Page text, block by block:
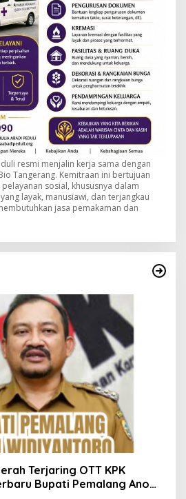
resmi menjalin kerja sama dengan
Tangerang. Kemitraan ini bertujuan
sosial, khususnya dalam
layak, manusiawi, dan terjangkau
jasa pemakaman dan
Terjaring OTT KPK
Bupati Pemalang Anom